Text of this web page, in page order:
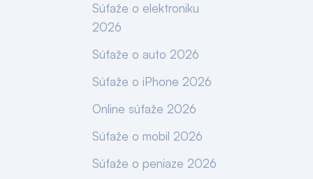
Súťaže o elektroniku
2026
Súťaže o auto 2026
Súťaže o iPhone 2026
Online súťaže 2026
Súťaže o mobil 2026
Súťaže o peniaze 2026